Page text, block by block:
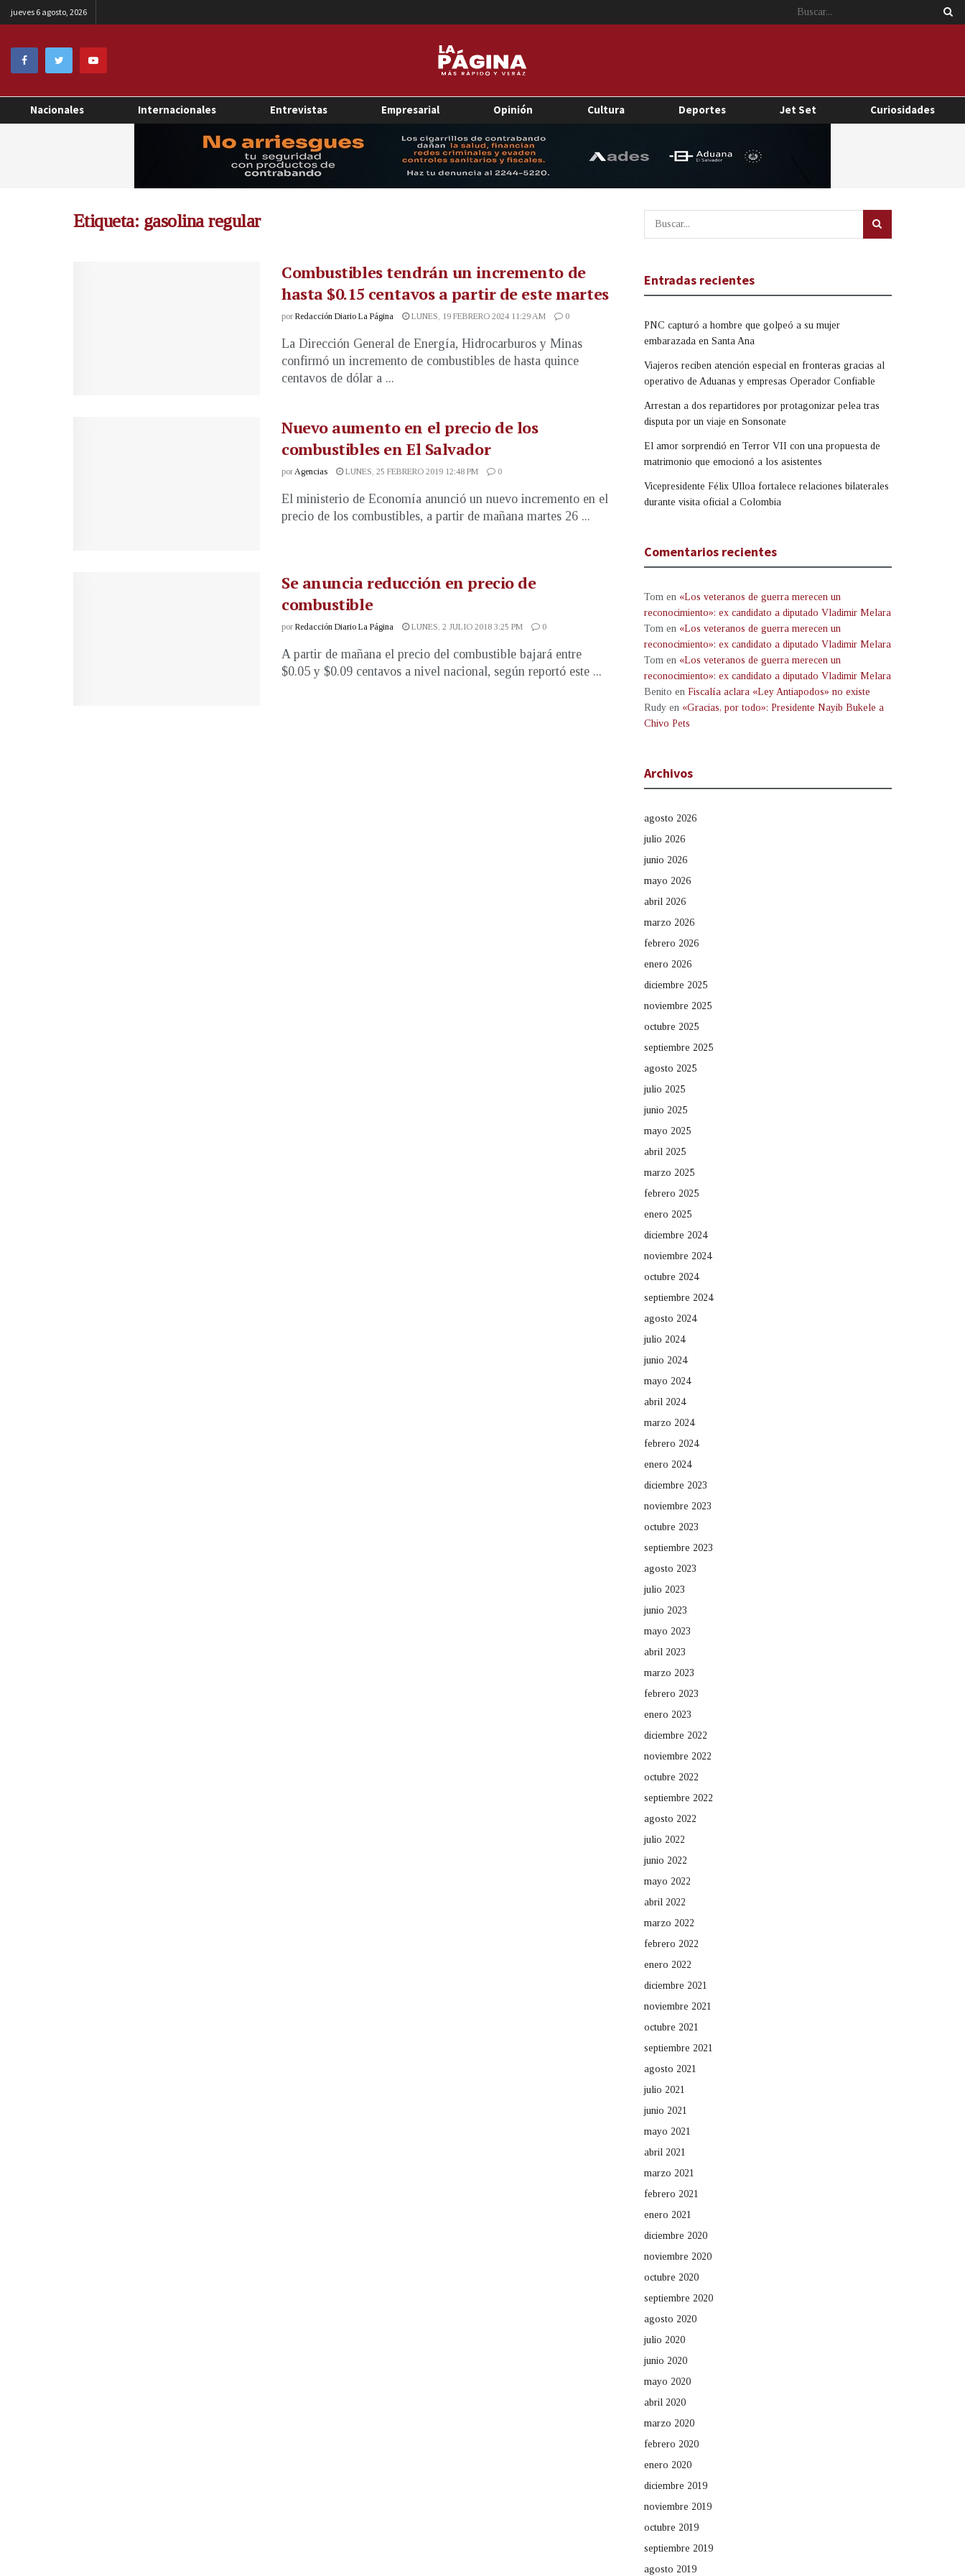
jueves 6 agosto, 2026
Nacionales Internacionales Entrevistas Empresarial Opinión Cultura Deportes Jet Set Curiosidades
Etiqueta: gasolina regular
Combustibles tendrán un incremento de
hasta $0.15 centavos a partir de este martes
por Redacción Diario La Página LUNES, 19 FEBRERO 2024 11:29 AM 0
La Dirección General de Energía, Hidrocarburos y Minas
confirmó un incremento de combustibles de hasta quince
centavos de dólar a ...
Nuevo aumento en el precio de los
combustibles en El Salvador
porAgencias LUNES, 25 FEBRERO 2019 12:48 PM 0
El ministerio de Economía anunció un nuevo incremento en el
precio de los combustibles, a partir de mañana martes 26 ...
Se anuncia reducción en precio de
combustible
por Redacción Diario La Página LUNES, 2 JULIO 2018 3:25 PM 0
A partir de mañana el precio del combustible bajará entre
$0.05 y $0.09 centavos a nivel nacional, según reportó este ...
Entradas recientes
PNC capturó a hombre que golpeó a su mujer
embarazada en Santa Ana
Viajeros reciben atención especial en fronteras gracias al
operativo de Aduanas y empresas Operador Confiable
Arrestan a dos repartidores por protagonizar pelea tras
disputa por un viaje en Sonsonate
El amor sorprendió en Terror VII con una propuesta de
matrimonio que emocionó a los asistentes
Vicepresidente Félix Ulloa fortalece relaciones bilaterales
durante visita oficial a Colombia
Comentarios recientes
Tom en «Los veteranos de guerra merecen un
reconocimiento»: ex candidato a diputado Vladimir Melara
Tom en «Los veteranos de guerra merecen un
reconocimiento»: ex candidato a diputado Vladimir Melara
Tom en «Los veteranos de guerra merecen un
reconocimiento»: ex candidato a diputado Vladimir Melara
Benito en Fiscalía aclara «Ley Antiapodos» no existe
Rudy en «Gracias, por todo»: Presidente Nayib Bukele a
Chivo Pets
Archivos
agosto 2026
julio 2026
junio 2026
mayo 2026
abril 2026
marzo 2026
febrero 2026
enero 2026
diciembre 2025
noviembre 2025
octubre 2025
septiembre 2025
agosto 2025
julio 2025
junio 2025
mayo 2025
abril 2025
marzo 2025
febrero 2025
enero 2025
diciembre 2024
noviembre 2024
octubre 2024
septiembre 2024
agosto 2024
julio 2024
junio 2024
mayo 2024
abril 2024
marzo 2024
febrero 2024
enero 2024
diciembre 2023
noviembre 2023
octubre 2023
septiembre 2023
agosto 2023
julio 2023
junio 2023
mayo 2023
abril 2023
marzo 2023
febrero 2023
enero 2023
diciembre 2022
noviembre 2022
octubre 2022
septiembre 2022
agosto 2022
julio 2022
junio 2022
mayo 2022
abril 2022
marzo 2022
febrero 2022
enero 2022
diciembre 2021
noviembre 2021
octubre 2021
septiembre 2021
agosto 2021
julio 2021
junio 2021
mayo 2021
abril 2021
marzo 2021
febrero 2021
enero 2021
diciembre 2020
noviembre 2020
octubre 2020
septiembre 2020
agosto 2020
julio 2020
junio 2020
mayo 2020
abril 2020
marzo 2020
febrero 2020
enero 2020
diciembre 2019
noviembre 2019
octubre 2019
septiembre 2019
agosto 2019